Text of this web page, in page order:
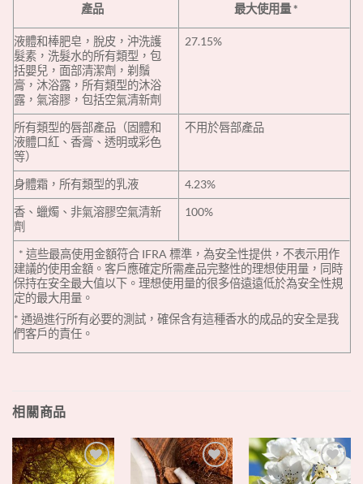
‎產品‎ ‎最大使用量 *‎‎ ‎
‎液體和棒肥皂，脫皮，沖洗護
髮素，洗髮水的所有類型，包
括嬰兒，面部清潔劑，剃鬚
膏，沐浴露，所有類型的沐浴
露，氣溶膠，包括空氣清新劑‎
27.15%
‎所有類型的唇部產品（固體和
液體口紅、香膏、透明或彩色
等）‎
‎不用於唇部產品‎
‎身體霜，所有類型的乳液‎
4.23%
‎香、蠟燭、非氣溶膠空氣清新
劑‎
100%
‎ ‎‎ ‎‎* 這些最高使用金額符合 IFRA 標準，‎‎為安全性提供，‎‎不表示用作
建議的使用金額。客戶應確定所需產品完整性的理想使用量，同時
保持在安全最大值以下。理想使用量的很多倍遠遠低於為安全性規
定的最大用量。‎‎ ‎‎ ‎
‎* 通過進行所有必要的測試，確保含有這種香水的成品的安全是我
們客戶的責任。‎
相關商品
+ + +